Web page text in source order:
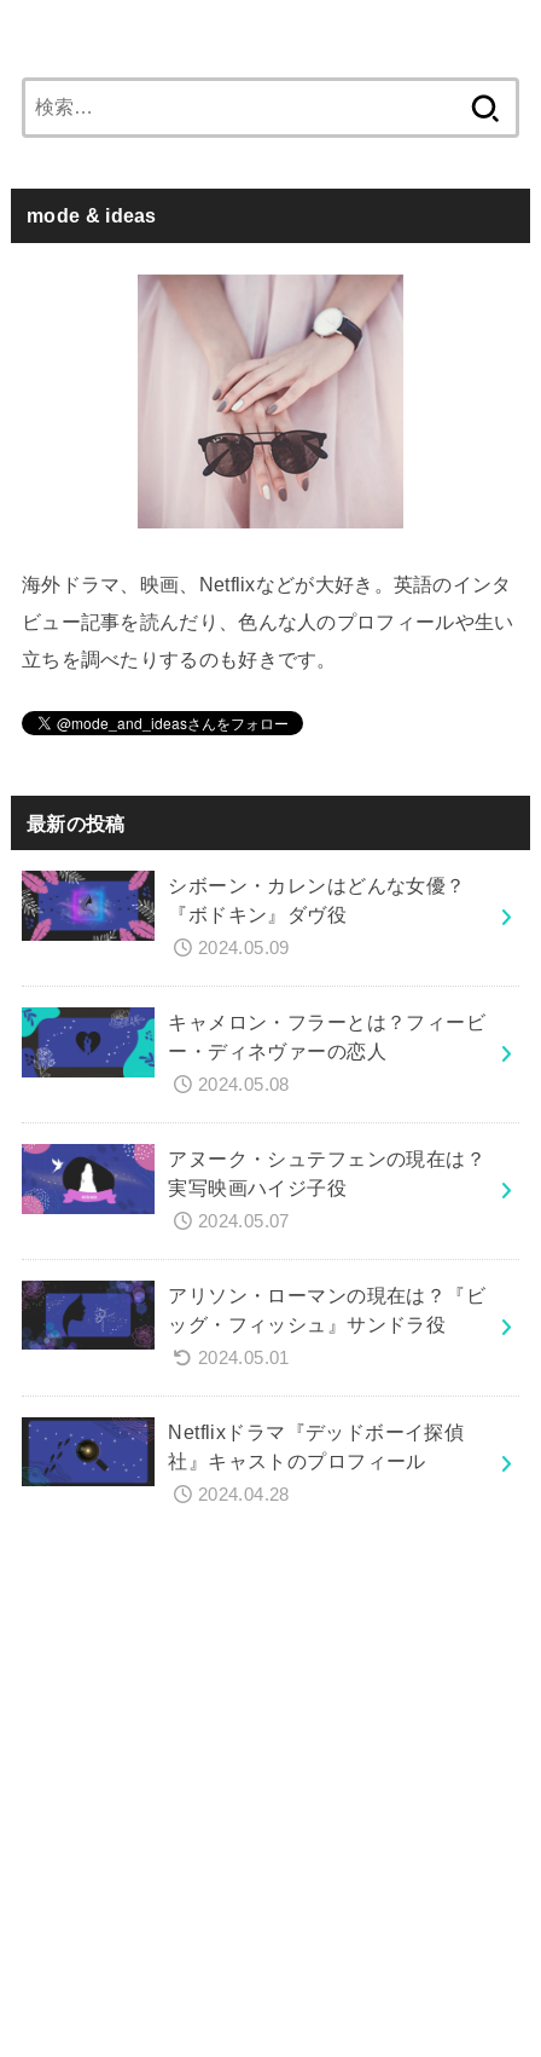
索:
mode & ideas
海外ドラマ、映画、Netflixなどが大好き。英語のインタ
ビュー記事を読んだり、色んな人のプロフィールや生い
立ちを調べたりするのも好きです。
最新の投稿
シボーン・カレンはどんな女優？
『ボドキン』ダヴ役
2024.05.09
キャメロン・フラーとは？フィービ
ー・ディネヴァーの恋人
2024.05.08
アヌーク・シュテフェンの現在は？
実写映画ハイジ子役
2024.05.07
アリソン・ローマンの現在は？『ビ
ッグ・フィッシュ』サンドラ役
2024.05.01
Netflixドラマ『デッドボーイ探偵
社』キャストのプロフィール
2024.04.28